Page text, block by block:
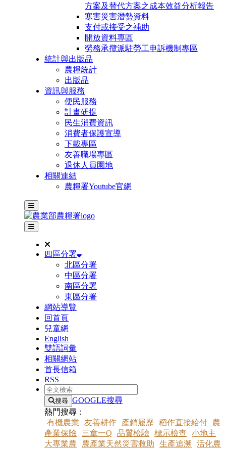
方案及替代方案之成本效益分析報告
寒害災害潛勢資料
支付或接受之補助
開放資料專區
勞務承攬派駐勞工申訴機制專區
統計與出版品
農糧統計
出版品
資訊與服務
便民服務
計畫研提
民生消費資訊
消費者保護宣導
下載專區
友善職場專區
退休人員園地
相關連結
農糧署Youtube官網
主選單
其他網站選單
四區分署
北區分署
中區分署
南區分署
東區分署
網站導覽
回首頁
兒童網
English
雙語詞彙
相關網站
首長信箱
RSS
全文檢索
搜尋 GOOGLE搜尋
熱門搜尋：
有機農業
友善耕作 產銷履歷 稻作直接給付
農
產業保險
三章一Q 品質檢驗 標示檢查
小地主
大專業農
農產業天然災害救助 生產追溯
活化農